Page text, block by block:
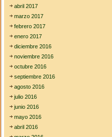
abril 2017
marzo 2017
febrero 2017
enero 2017
diciembre 2016
noviembre 2016
octubre 2016
septiembre 2016
agosto 2016
julio 2016
junio 2016
mayo 2016
abril 2016